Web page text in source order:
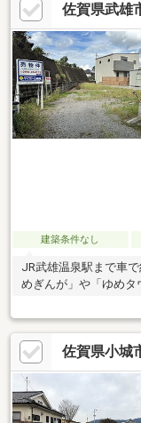
佐賀県武雄
建築条件なし
JR武雄温泉駅まで車
めぎんが」や「ゆめタ
佐賀県小城